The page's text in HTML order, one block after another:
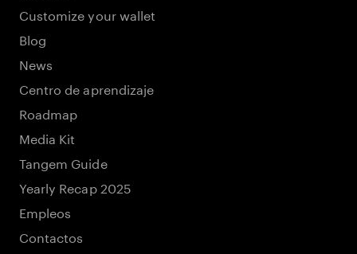
Customize your wallet
Blog
News
Centro de aprendizaje
Roadmap
Media Kit
Tangem Guide
Yearly Recap 2025
Empleos
Contactos